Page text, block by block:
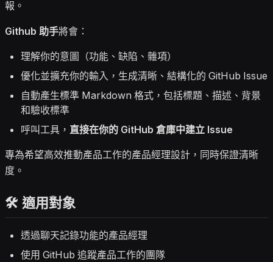
報。
Github 助手將會：
理解你的意圖（功能、缺陷、雜項）
優化並擴充你的輸入，生成清晰、結構化的 GitHub Issue
自動產生標準 Markdown 格式，包括標題、描述、背景
和驗收標準
呼叫工具， 直接在你的 GitHub 倉庫中建立 Issue
專為希望高效推動產品工作的產品經理設計，同時保證清晰
度。
🛠️ 適用對象
透過聊天記錄功能的產品經理
使用 GitHub 追蹤產品工作的團隊